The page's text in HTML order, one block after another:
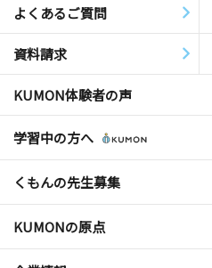
よくあるご質問
資料請求
KUMON体験者の声
学習中の方へ
くもんの先生募集
KUMONの原点